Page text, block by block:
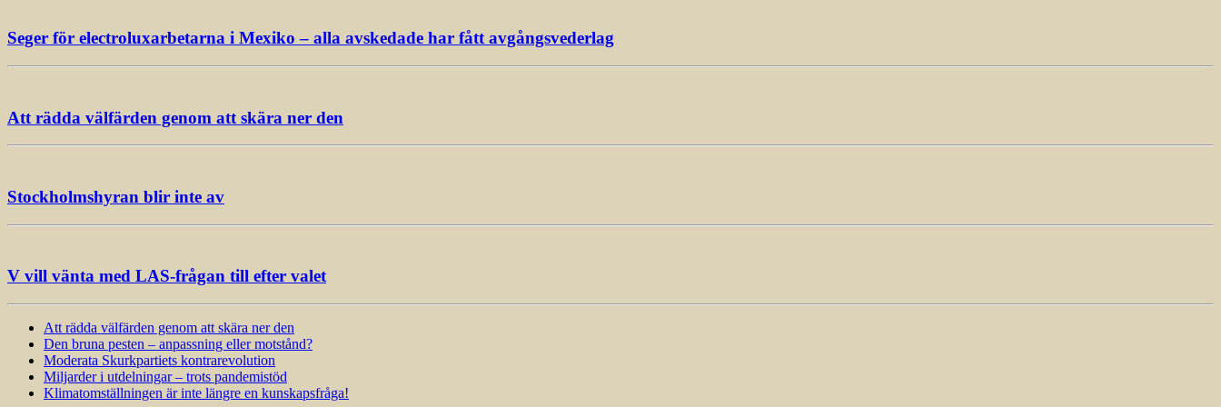
Seger för electroluxarbetarna i Mexiko – alla avskedade har fått avgångsvederlag
Att rädda välfärden genom att skära ner den
Stockholmshyran blir inte av
V vill vänta med LAS-frågan till efter valet
Att rädda välfärden genom att skära ner den
Den bruna pesten – anpassning eller motstånd?
Moderata Skurkpartiets kontrarevolution
Miljarder i utdelningar – trots pandemistöd
Klimatomställningen är inte längre en kunskapsfråga!